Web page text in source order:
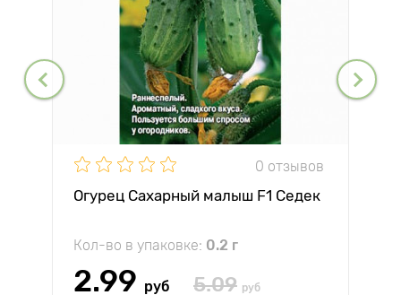
0 отзывов
Огурец Сахарный малыш F1 Седек
Кол-во в упаковке: 0.2 г
2.99 руб 5.09 руб